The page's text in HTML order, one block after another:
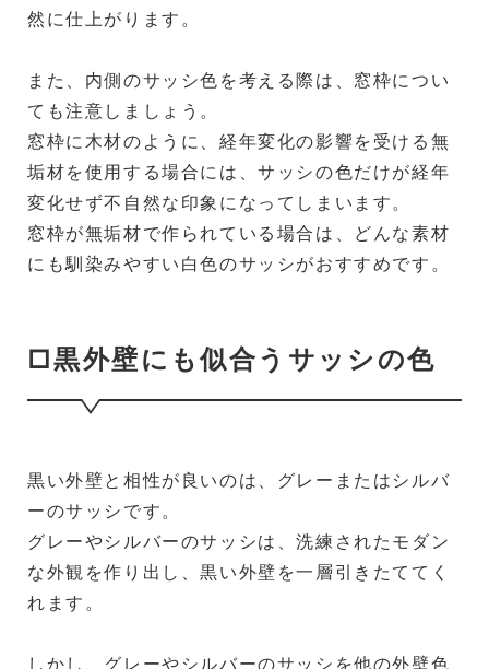
然に仕上がります。
また、内側のサッシ色を考える際は、窓枠につい
ても注意しましょう。
窓枠に木材のように、経年変化の影響を受ける無
垢材を使用する場合には、サッシの色だけが経年
変化せず不自然な印象になってしまいます。
窓枠が無垢材で作られている場合は、どんな素材
にも馴染みやすい白色のサッシがおすすめです。
□黒外壁にも似合うサッシの色
黒い外壁と相性が良いのは、グレーまたはシルバ
ーのサッシです。
グレーやシルバーのサッシは、洗練されたモダン
な外観を作り出し、黒い外壁を一層引きたててく
れます。
しかし、グレーやシルバーのサッシを他の外壁色